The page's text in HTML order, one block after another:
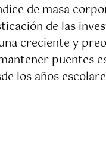
de masa
de las
creciente y
puentes
los años